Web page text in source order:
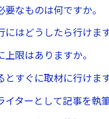
要なものは何ですか。
にはどうしたら行けます
上限はありますか。
とすぐに取材に行けます
イターとして記事を執